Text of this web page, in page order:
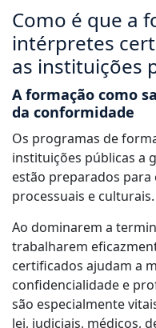
Como é que a
intérpretes
as instituições
A formação como
da conformidade
Os programas de
instituições públicas a
estão preparados
processuais e culturais.
Ao dominarem a
trabalharem
certificados ajudam a
confidencialidade e
são especialmente
lei, judiciais, médicos,